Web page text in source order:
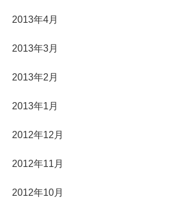
2013年4月
2013年3月
2013年2月
2013年1月
2012年12月
2012年11月
2012年10月